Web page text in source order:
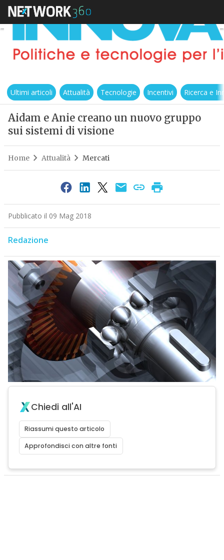
Ultimi articoli Attualità Tecnologie Incentivi Ricerca e
Aidam e Anie creano un nuovo gruppo
sui sistemi di visione
Home Attualità Mercati
Pubblicato il 09 Mag 2018
Redazione
Chiedi all'AI
Riassumi questo articolo
Approfondisci con altre fonti